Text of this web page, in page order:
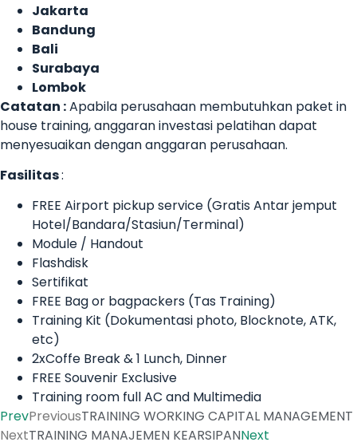
Jakarta
Bandung
Bali
Surabaya
Lombok
Catatan :Apabila perusahaan membutuhkan paket in
house training, anggaran investasi pelatihan dapat
menyesuaikan dengan anggaran perusahaan.
Fasilitas:
FREE Airport pickup service (Gratis Antar jemput
Hotel/Bandara/Stasiun/Terminal)
Module / Handout
Flashdisk
Sertifikat
FREE Bag or bagpackers (Tas Training)
Training Kit (Dokumentasi photo, Blocknote, ATK,
etc)
2xCoffe Break & 1 Lunch, Dinner
FREE Souvenir Exclusive
Training room full AC and Multimedia
PrevPreviousTRAINING WORKING CAPITAL MANAGEMENT
NextTRAINING MANAJEMEN KEARSIPANNext